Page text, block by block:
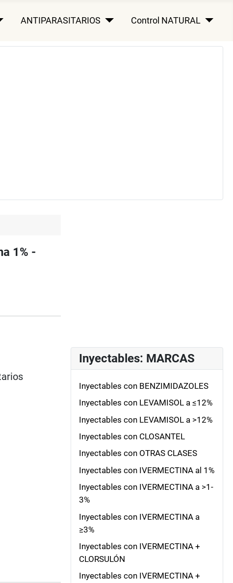
ANTIPARASITARIOS Control NATURAL
1% -
Inyectables: MARCAS
Inyectables con BENZIMIDAZOLES
Inyectables con LEVAMISOL a ≤12%
Inyectables con LEVAMISOL a >12%
Inyectables con CLOSANTEL
Inyectables con OTRAS CLASES
Inyectables con IVERMECTINA al 1%
Inyectables con IVERMECTINA a >1-
3%
Inyectables con IVERMECTINA a
≥3%
Inyectables con IVERMECTINA +
CLORSULÓN
Inyectables con IVERMECTINA +